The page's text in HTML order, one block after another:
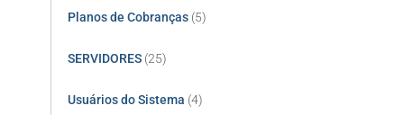
Planos de Cobranças (5)
SERVIDORES (25)
Usuários do Sistema (4)